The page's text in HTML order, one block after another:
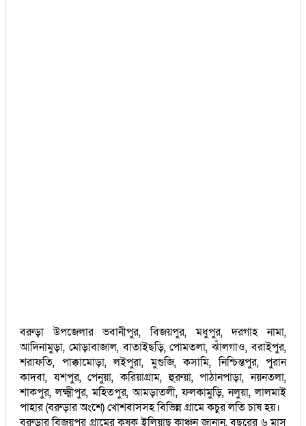
বরুড়া উপজেলার ভবানীপুর, বিজয়পুর, মধুপুর, দরগাহ নামা,
আদিনামুড়া, মোড়াবাজাল, বাতাইছড়ি, পোমতলা, ঝাঁলগাও, বরাইপুর,
শরাফতি, পাক্কামোড়া, লইপুরা, মুগুজি, কসামি, নিশ্চিন্তপুর, পুরান
কাদবা, যশপুর, পেনুয়া, করিয়াগ্রাম, হুরুয়া, পাঠানপাড়া, নয়নতলা,
শাকপুর, লক্ষ্মীপুর, মহিতপুর, আমড়াতলী, ফলকামুড়ি, নলুয়া, লালমাই
পাহার (বরুড়ার অংশে) খোশবাসসহ বিভিন্ন গ্রামে কচুর লতি চাষ হয়।
বরুড়ার বিজয়পুর গ্রামের কৃষক ইলিয়াছ কাঞ্চন জানান, বছরের ৬ মাস